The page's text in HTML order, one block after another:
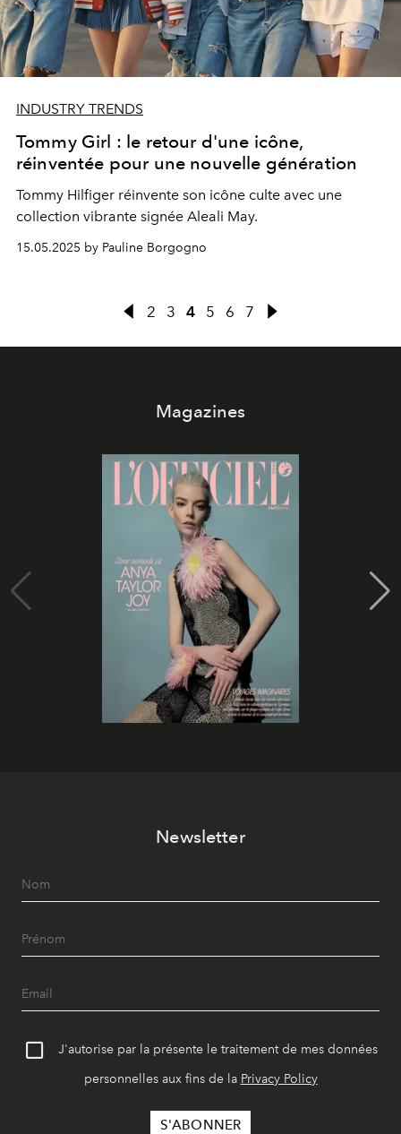
INDUSTRY TRENDS
Tommy Girl : le retour d'une icône,
réinventée pour une nouvelle génération
Tommy Hilfiger réinvente son icône culte avec une
collection vibrante signée Aleali May.
15.05.2025 by Pauline Borgogno
2 3 4 5 6 7
Magazines
Newsletter
J'autorise par la présente le traitement de mes données
personnelles aux fins de la Privacy Policy